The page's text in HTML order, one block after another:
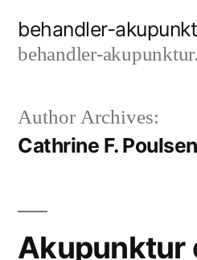
behandler-
behandler-
Author Archives:
Cathrine F. Poulsen
Akupunktur